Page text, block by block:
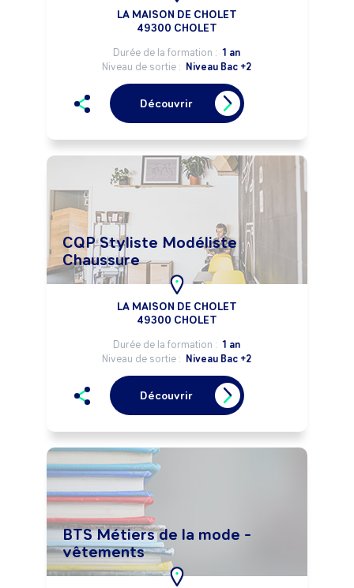
LA MAISON DE CHOLET
49300 CHOLET
Durée de la formation : 1 an
Niveau de sortie : Niveau Bac +2
Découvrir
CQP Styliste Modéliste
Chaussure
LA MAISON DE CHOLET
49300 CHOLET
Durée de la formation : 1 an
Niveau de sortie : Niveau Bac +2
Découvrir
BTS Métiers de la mode -
vêtements